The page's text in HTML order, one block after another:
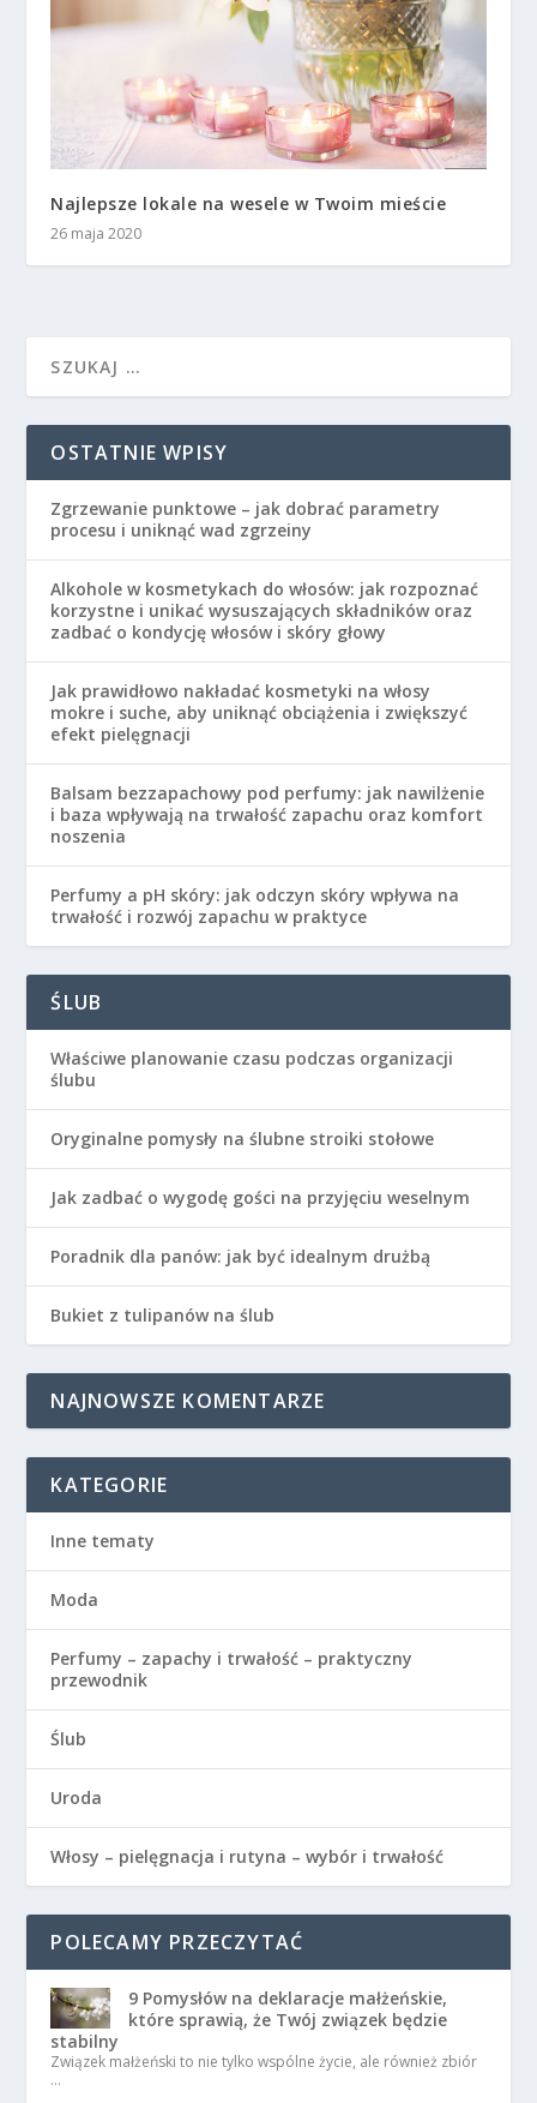
Najlepsze lokale na wesele w Twoim mieście
26 maja 2020
OSTATNIE WPISY
Zgrzewanie punktowe – jak dobrać parametry
procesu i uniknąć wad zgrzeiny
Alkohole w kosmetykach do włosów: jak rozpoznać
korzystne i unikać wysuszających składników oraz
zadbać o kondycję włosów i skóry głowy
Jak prawidłowo nakładać kosmetyki na włosy
mokre i suche, aby uniknąć obciążenia i zwiększyć
efekt pielęgnacji
Balsam bezzapachowy pod perfumy: jak nawilżenie
i baza wpływają na trwałość zapachu oraz komfort
noszenia
Perfumy a pH skóry: jak odczyn skóry wpływa na
trwałość i rozwój zapachu w praktyce
ŚLUB
Właściwe planowanie czasu podczas organizacji
ślubu
Oryginalne pomysły na ślubne stroiki stołowe
Jak zadbać o wygodę gości na przyjęciu weselnym
Poradnik dla panów: jak być idealnym drużbą
Bukiet z tulipanów na ślub
NAJNOWSZE KOMENTARZE
KATEGORIE
Inne tematy
Moda
Perfumy – zapachy i trwałość – praktyczny
przewodnik
Ślub
Uroda
Włosy – pielęgnacja i rutyna – wybór i trwałość
POLECAMY PRZECZYTAĆ
9 Pomysłów na deklaracje małżeńskie,
które sprawią, że Twój związek będzie
stabilny
Związek małżeński to nie tylko wspólne życie, ale również zbiór
…